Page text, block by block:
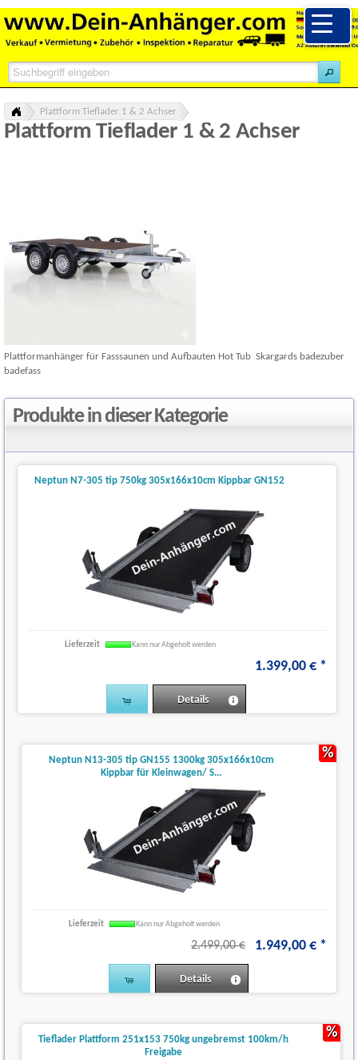
Plattform Tieflader 1 & 2 Achser
Plattform Tieflader 1 & 2 Achser
Plattformanhänger für Fasssaunen und Aufbauten Hot Tub Skargards badezuber
badefass
Produkte in dieser Kategorie
Neptun N7-305 tip 750kg 305x166x10cm Kippbar GN152
Lieferzeit Kann nur Abgeholt werden
1.399,00 € *
Details
Neptun N13-305 tip GN155 1300kg 305x166x10cm
Kippbar für Kleinwagen/ S...
Lieferzeit Kann nur Abgeholt werden
2.499,00 € 1.949,00 € *
Details
%
Tieflader Plattform 251x153 750kg ungebremst 100km/h
Freigabe
%